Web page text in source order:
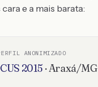
e a mais barata:
ANONIMIZADO
2015 ·Araxá/MG